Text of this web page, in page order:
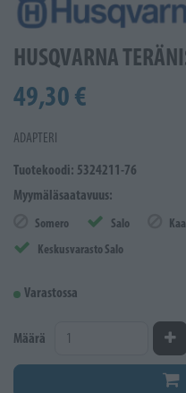
HUSQVARNA
49,30 €
ADAPTERI
Tuotekoodi: 5324211-76
Myymäläsaatavuus:
Somero Salo
Keskusvarasto Salo
Varastossa
Määrä